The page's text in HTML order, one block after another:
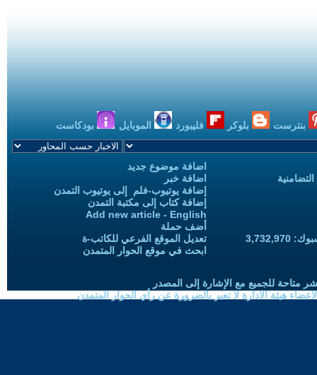
بنترست بلوكر فليبورد الموبايل بودكاست
اضافة موضوع جديد
اضافة خبر
إضافة يوتيوب-فلم إلى يوتيوب التمدن
إضافة كتاب إلى مكتبة التمدن
Add new article - English
أضف حملة
تعديل الموقع الفرعي للكاتب-ة
ابحث في موقع الحوار المتمدن
متاحة للجميع مع الإشارة إلى المصدر
هيئة الادارة لا تعبر بالضرورة عن رأي الحوار المتمدن